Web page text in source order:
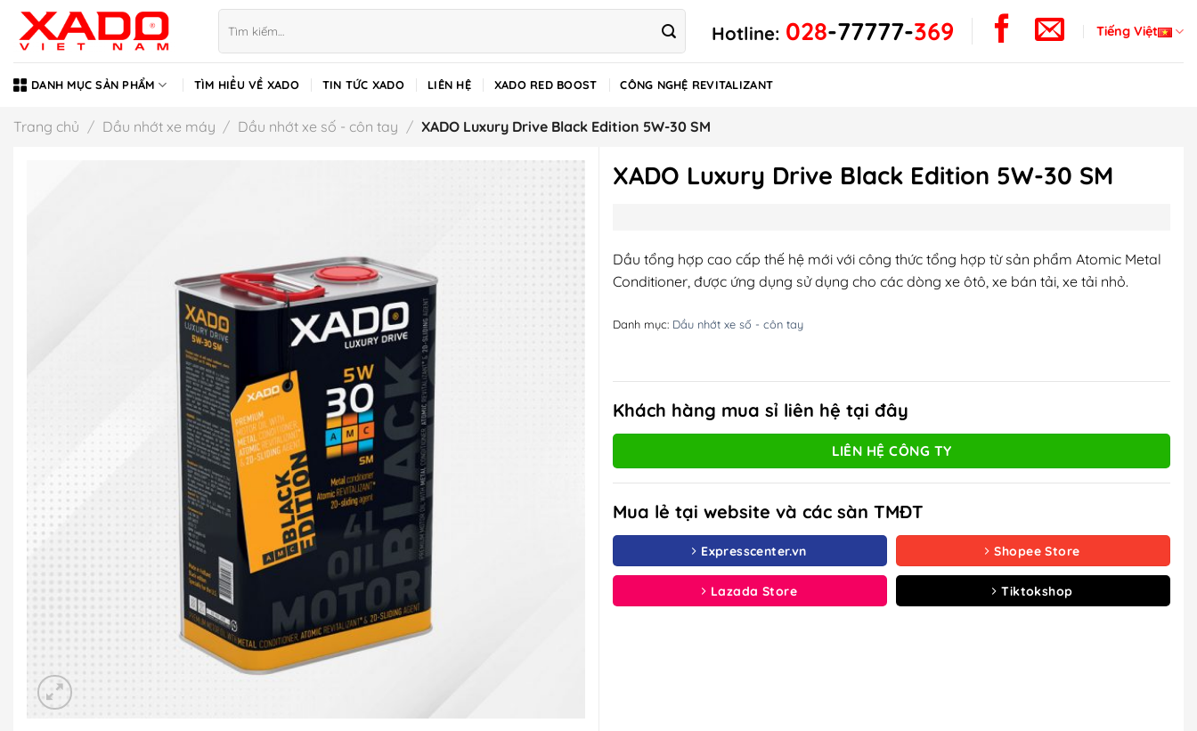
qua
dung
kiếm:
Hotline: 028-77777-369 Tiếng Việt
DANH MỤC SẢN PHẨM TÌM HIỂU VỀ XADO TIN TỨC XADO LIÊN HỆ XADO RED BOOST CÔNG NGHỆ REVITALIZANT
Trang chủ / Dầu nhớt xe máy / Dầu nhớt xe số - côn tay / XADO Luxury Drive Black Edition 5W-30 SM
XADO Luxury Drive Black Edition 5W-30 SM
Dầu tổng hợp cao cấp thế hệ mới với công thức tổng hợp từ sản phẩm Atomic Metal
Conditioner, được ứng dụng sử dụng cho các dòng xe ôtô, xe bán tải, xe tải nhỏ.
Danh mục: Dầu nhớt xe số - côn tay
Khách hàng mua sỉ liên hệ tại đây
LIÊN HỆ CÔNG TY
Mua lẻ tại website và các sàn TMĐT
Expresscenter.vn Shopee Store
Lazada Store Tiktokshop